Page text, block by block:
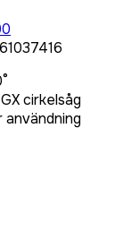
1037416
cirkelsåg
användning